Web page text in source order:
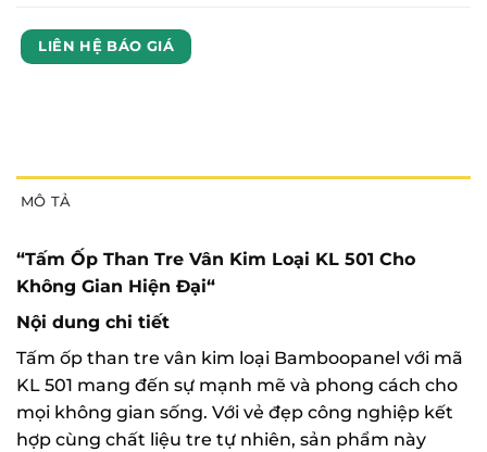
LIÊN HỆ BÁO GIÁ
MÔ TẢ
“Tấm Ốp Than Tre Vân Kim Loại KL 501 Cho
Không Gian Hiện Đại“
Nội dung chi tiết
Tấm ốp than tre vân kim loại Bamboopanel với mã
KL 501 mang đến sự mạnh mẽ và phong cách cho
mọi không gian sống. Với vẻ đẹp công nghiệp kết
hợp cùng chất liệu tre tự nhiên, sản phẩm này